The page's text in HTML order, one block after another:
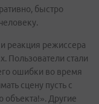
быстро
реакция режиссера
Пользователи стали
ошибки во время
сцену пусть с
объекта!». Другие